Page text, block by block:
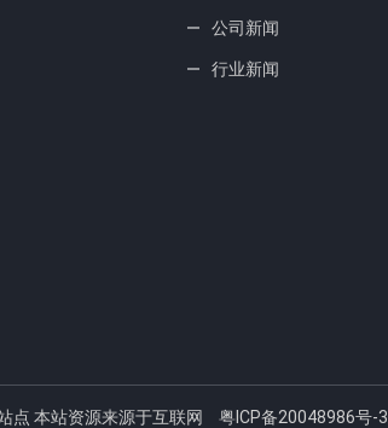
公司新闻
行业新闻
点 本站资源来源于互联网 粤ICP备20048986号-3